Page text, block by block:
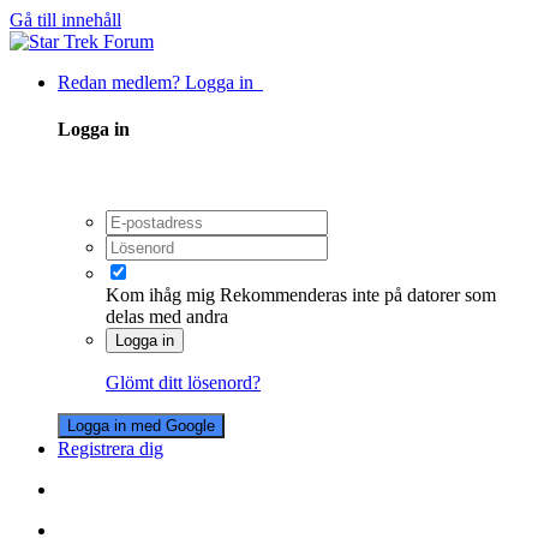
Gå till innehåll
Redan medlem? Logga in
Logga in
Kom ihåg mig Rekommenderas inte på datorer som
delas med andra
Logga in
Glömt ditt lösenord?
Logga in med Google
Registrera dig